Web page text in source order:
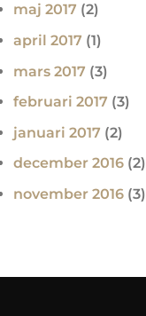
maj 2017 (2)
april 2017 (1)
mars 2017 (3)
februari 2017 (3)
januari 2017 (2)
december 2016 (2)
november 2016 (3)